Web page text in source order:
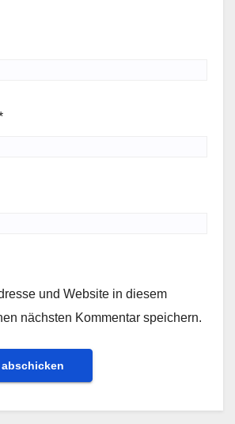
und Website in diesem
nächsten Kommentar speichern.